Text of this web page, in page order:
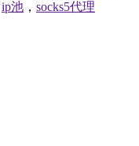
ip池 ， socks5代理